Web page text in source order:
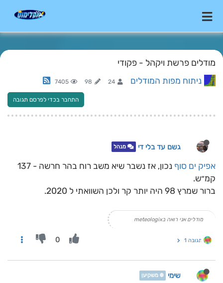
מודלים פרשת ויקהל - פקודי
ניתוח מפות המודלים 24
98
7405
התחבר בכדי לפרסם תגובה
גשם עד בלי די מנהל
אפיק ים סוף
נכון, אז נשבר שיא משב רוח בהר חרשה - 137
קמ״ש.
ברור שמרץ 98 היה יותר קר ולכן השוואתי ל 2020.
מודלים אני רואה בmeteologix
תגובה 1 0
שימי ❄️ משקיען